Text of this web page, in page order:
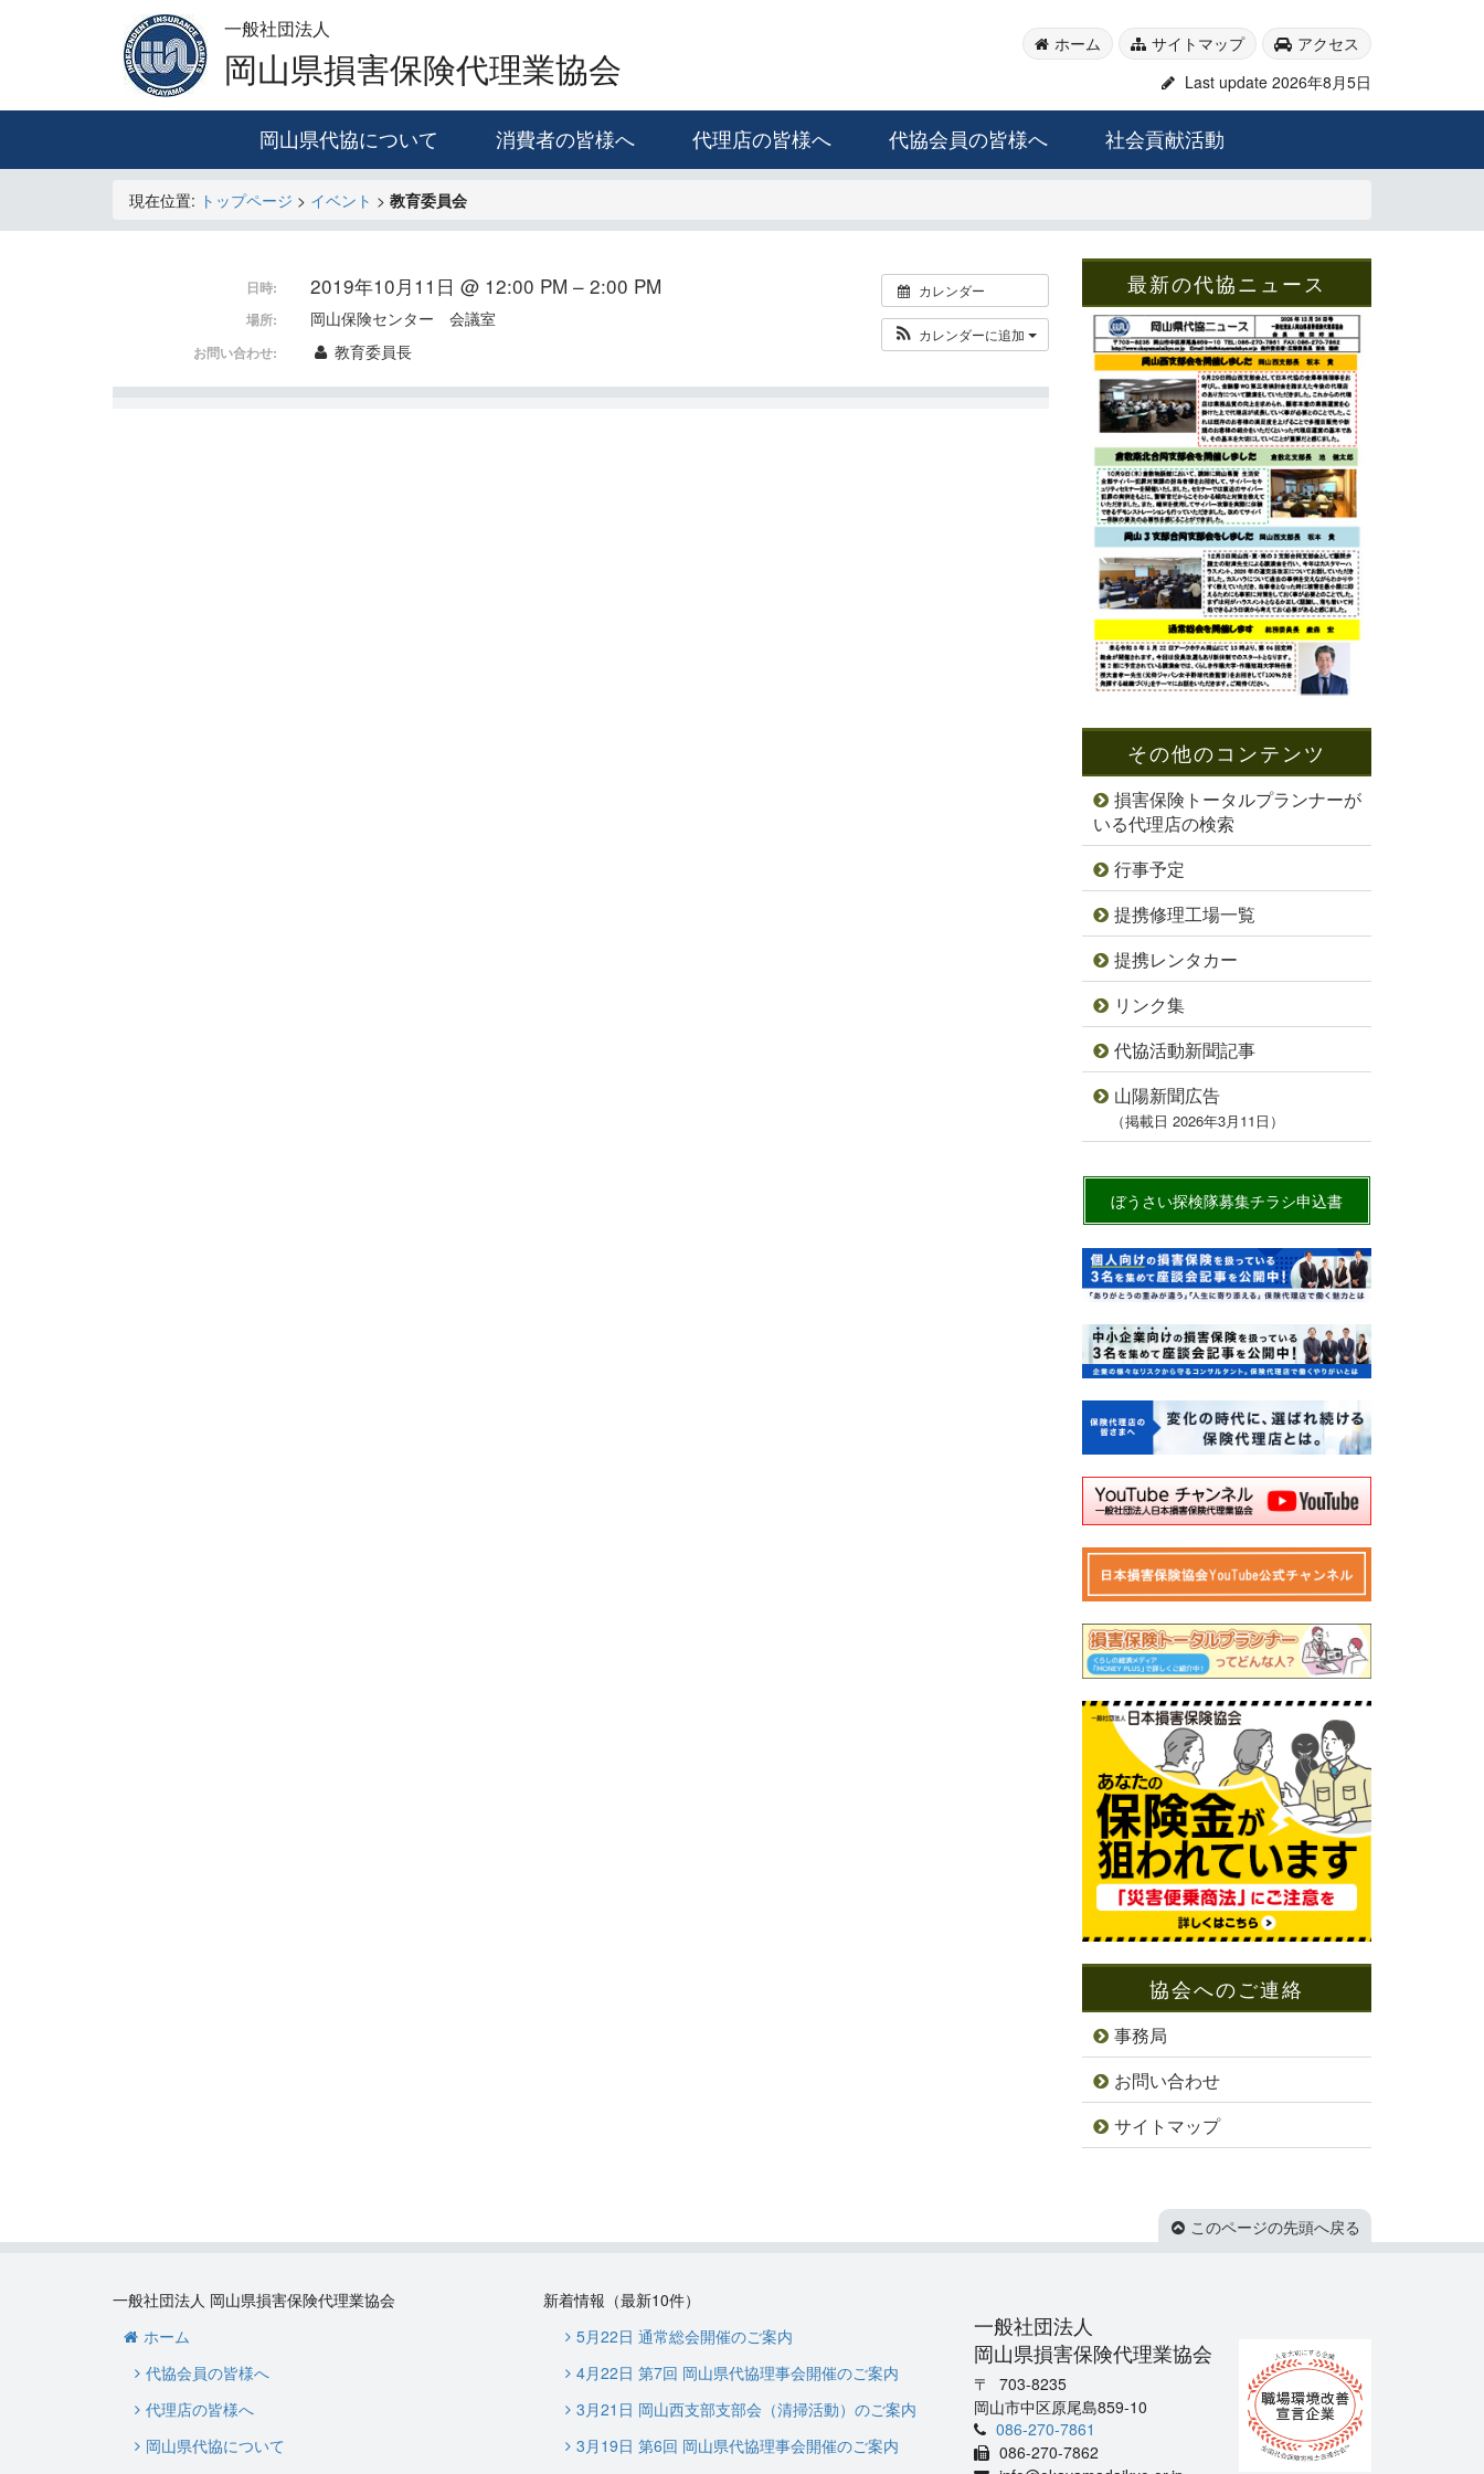
一般社団法人
岡山県損害保険代理業協会
ホーム サイトマップ
アクセス
Last update 2026年8月5日
岡山県代協について 消費者の皆様へ 代理店の皆様へ 代協会員の皆様へ 社会貢献活動
現在位置: トップページ > イベント > 教育委員会
カレンダー
カレンダーに追加
日時: 2019年10月11日 @ 12:00 PM – 2:00 PM
場所: 岡山保険センター 会議室
お問い合わせ: 教育委員長
最新の代協ニュース
その他のコンテンツ
損害保険トータルプランナーが
いる代理店の検索
行事予定
提携修理工場一覧
提携レンタカー
リンク集
代協活動新聞記事
山陽新聞広告
（掲載日 2026年3月11日）
ぼうさい探検隊募集チラシ申込書
協会へのご連絡
事務局
お問い合わせ
サイトマップ
このページの先頭へ戻る
一般社団法人 岡山県損害保険代理業協会
ホーム
代協会員の皆様へ
代理店の皆様へ
岡山県代協について
新着情報（最新10件）
5月22日 通常総会開催のご案内
4月22日 第7回 岡山県代協理事会開催のご案内
3月21日 岡山西支部支部会（清掃活動）のご案内
3月19日 第6回 岡山県代協理事会開催のご案内
一般社団法人
岡山県損害保険代理業協会
703-8235
岡山市中区原尾島859-10
086-270-7861
086-270-7862